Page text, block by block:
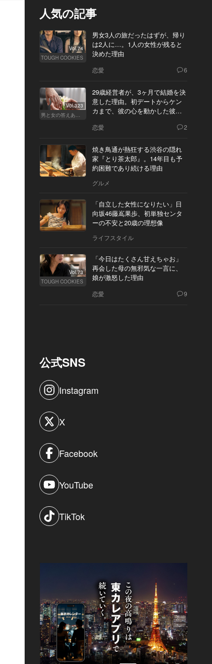
人気の記事
Vol.74
TOUGH COOKIES
男女3人の旅だったはずが、帰り
は2人に…。1人の女性が残ると
決めた理由
恋愛 6
Vol.323
男と女の答えあわせ【Q】
29歳経営者が、3ヶ月で結婚を決
意した理由。初デートからケン
カまで、彼の心を動かした彼女
恋愛 2
焼き鳥通が熱狂する渋谷の隠れ
家『とり茶太郎』。14年目も予
約困難であり続ける理由
グルメ
「自立した女性になりたい」日
向坂46藤嶌果歩、初単独センタ
ーの不安と20歳の理想像
ライフスタイル
Vol.73
TOUGH COOKIES
「今日はたくさん甘えちゃお」
再会した母の無邪気な一言に、
娘が激怒した理由
恋愛 9
公式SNS
Instagram
X
Facebook
YouTube
TikTok